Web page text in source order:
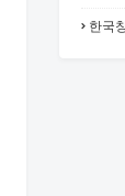
한국